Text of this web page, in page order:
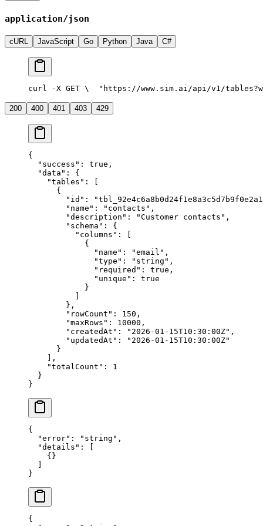
application/json
cURL JavaScript Go Python Java C#
curl -X GET \
"https://www.sim.ai/api/v1/
200 400 401 403 429
{
  "success"
: true ,
  "data"
: {
    "tables"
: [
      {
        "id"
:
        "name"
: "contacts" ,
        "description"
: "Customer contacts" ,
        "schema"
: {
          "columns"
: [
            {
              "name"
: "email" ,
              "type"
: "string" ,
              "required"
: true ,
              "unique"
: true
            }
        },
        "rowCount"
: 150 ,
        "maxRows"
: 10000 ,
        "createdAt"
: "2026-01-15T10:30:00Z" ,
        "updatedAt"
:
"2026-01-15T10:30:00Z"
      }
    ],
    "totalCount"
: 1
  }
}
{
  "error"
: "string" ,
  "details"
: [
    {}
}
{